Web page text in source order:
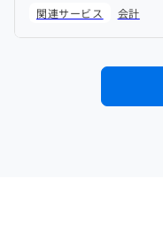
関連サービス
会計